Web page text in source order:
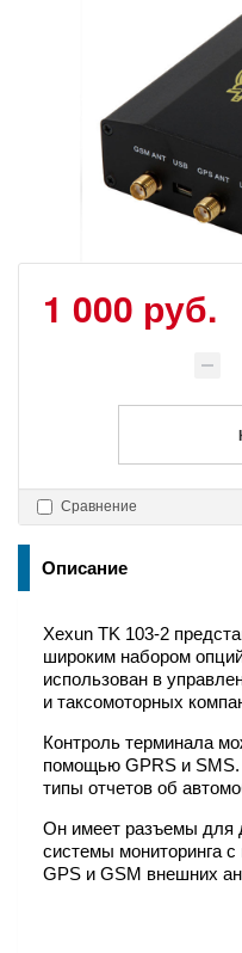
1 000 руб.
Сравнение
Описание
Xexun TK 103-2
широким набором
использован в
и таксомоторных
Контроль терминала
помощью GPRS и SMS.
типы отчетов об
Он имеет разъемы для
системы мониторинга
GPS и GSM внешних